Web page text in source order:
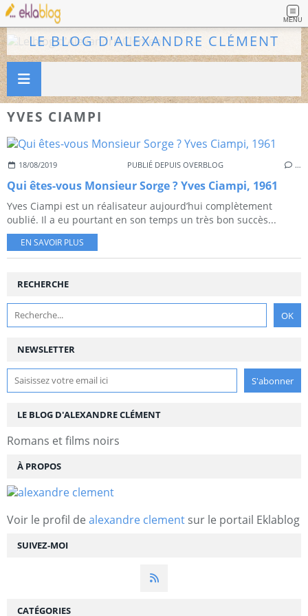
MENU
LE BLOG D'ALEXANDRE CLÉMENT
YVES CIAMPI
18/08/2019 PUBLIÉ DEPUIS OVERBLOG …
Qui êtes-vous Monsieur Sorge ? Yves Ciampi, 1961
Yves Ciampi est un réalisateur aujourd’hui complètement
oublié. Il a eu pourtant en son temps un très bon succès...
EN SAVOIR PLUS
NEWSLETTER
SUIVEZ-MOI
RECHERCHE
LE BLOG D'ALEXANDRE CLÉMENT
Romans et films noirs
À PROPOS
Voir le profil de alexandre clement sur le portail Eklablog
CATÉGORIES